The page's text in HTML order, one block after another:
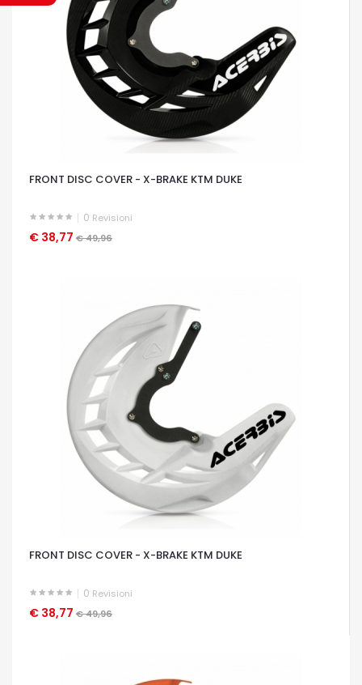
FRONT DISC COVER - X-BRAKE KTM DUKE
0 Revisioni
€ 38,77 € 49,96
OCCHIATA VELOCE
FRONT DISC COVER - X-BRAKE KTM DUKE
0 Revisioni
€ 38,77 € 49,96
OCCHIATA VELOCE